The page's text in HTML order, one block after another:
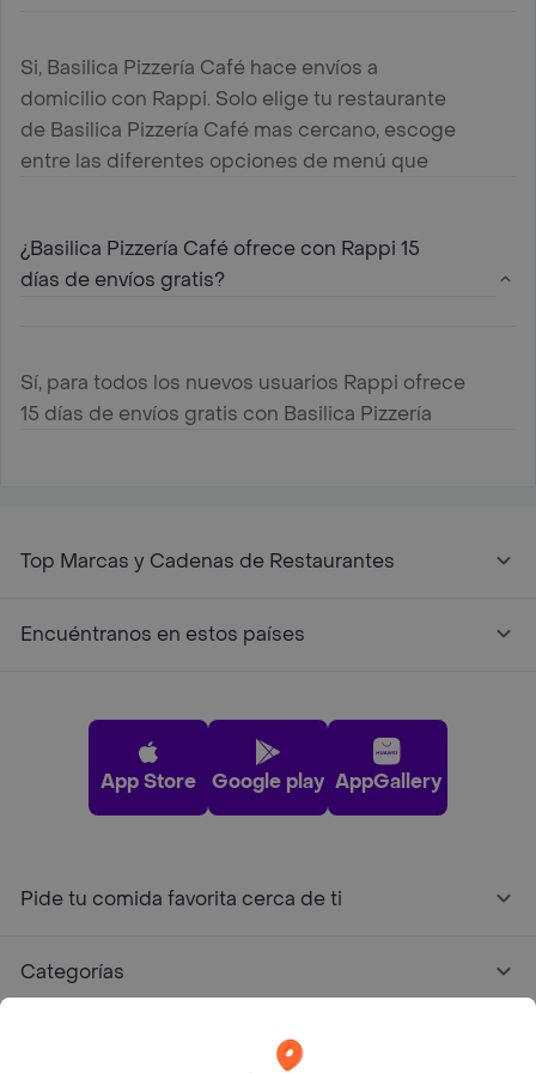
Si, Basilica Pizzería Café hace envíos a
domicilio con Rappi. Solo elige tu restaurante
de Basilica Pizzería Café mas cercano, escoge
entre las diferentes opciones de menú que
¿Basilica Pizzería Café ofrece con Rappi 15
días de envíos gratis?
Sí, para todos los nuevos usuarios Rappi ofrece
15 días de envíos gratis con Basilica Pizzería
Top Marcas y Cadenas de Restaurantes
Encuéntranos en estos países
App Store Google play AppGallery
Pide tu comida favorita cerca de ti
Categorías